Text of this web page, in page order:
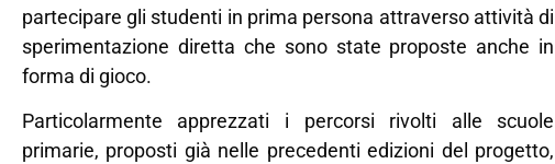
partecipare gli studenti in prima persona attraverso attività di
sperimentazione diretta che sono state proposte anche in
forma di gioco.
Particolarmente apprezzati i percorsi rivolti alle scuole
primarie, proposti già nelle precedenti edizioni del progetto,